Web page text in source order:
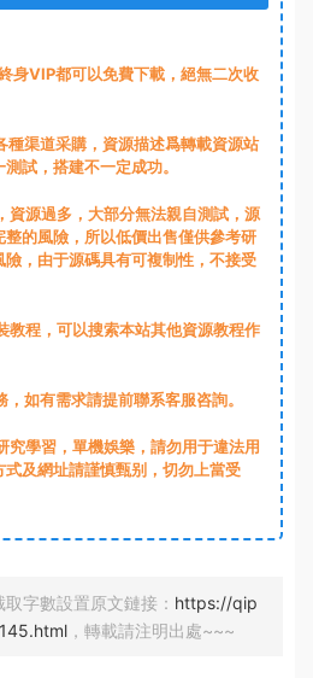
身VIP都可以免費下載，絕無二次收
種渠道采購，資源描述爲轉載資源站
試，搭建不一定成功。
資源過多，大部分無法親自測試，源
的風險，所以低價出售僅供參考研
，由于源碼具有可複制性，不接受
教程，可以搜索本站其他資源教程作
如有需求請提前聯系客服咨詢。
究學習，單機娛樂，請勿用于違法用
及網址請謹慎甄别，切勿上當受
字數設置原文鏈接： https://qip
，轉載請注明出處~~~